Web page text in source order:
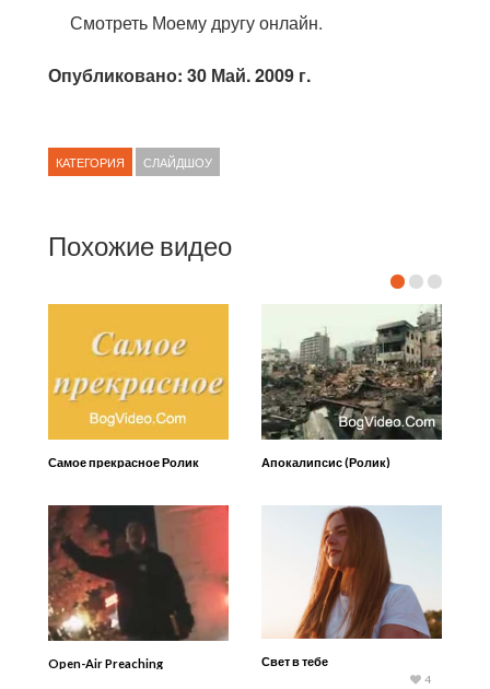
Смотреть Моему другу онлайн.
Опубликовано: 30 Май. 2009 г.
КАТЕГОРИЯ СЛАЙДШОУ
Похожие видео
Самое прекрасное Ролик Апокалипсис (Ролик)
Open-Air Preaching Свет в тебе
4